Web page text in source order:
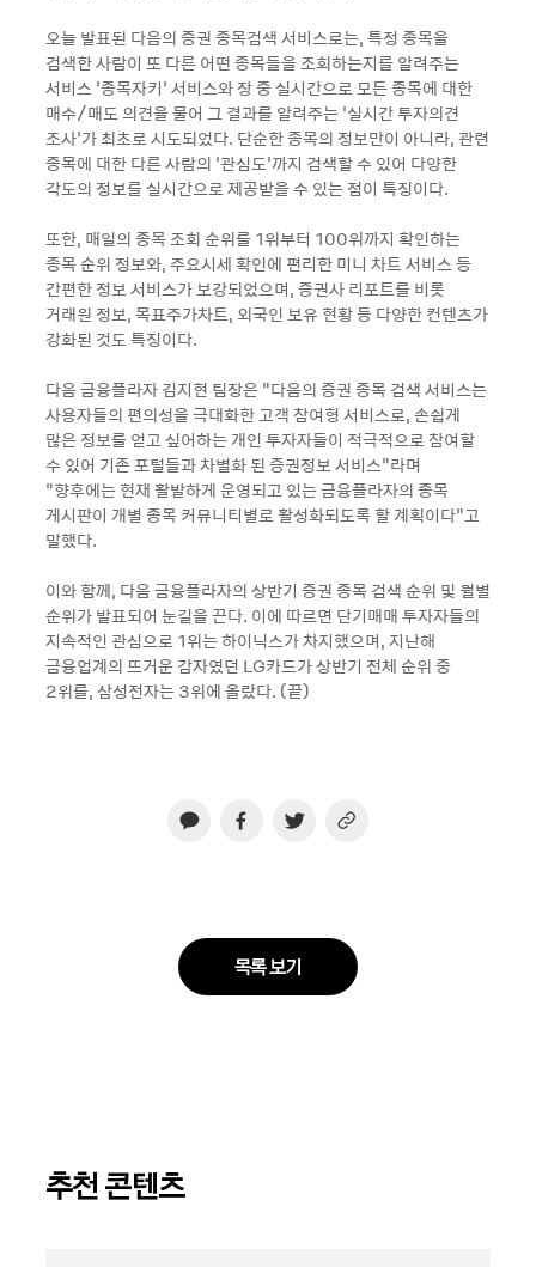
오늘 발표된 다음의 증권 종목검색 서비스로는, 특정 종목을
검색한 사람이 또 다른 어떤 종목들을 조회하는지를 알려주는
서비스 ‘종목자키’ 서비스와 장 중 실시간으로 모든 종목에 대한
매수/매도 의견을 물어 그 결과를 알려주는 ‘실시간 투자의견
조사’가 최초로 시도되었다. 단순한 종목의 정보만이 아니라, 관련
종목에 대한 다른 사람의 ‘관심도’까지 검색할 수 있어 다양한
각도의 정보를 실시간으로 제공받을 수 있는 점이 특징이다.
또한, 매일의 종목 조회 순위를 1위부터 100위까지 확인하는
종목 순위 정보와, 주요시세 확인에 편리한 미니 차트 서비스 등
간편한 정보 서비스가 보강되었으며, 증권사 리포트를 비롯
거래원 정보, 목표주가차트, 외국인 보유 현황 등 다양한 컨텐츠가
강화된 것도 특징이다.
다음 금융플라자 김지현 팀장은 “다음의 증권 종목 검색 서비스는
사용자들의 편의성을 극대화한 고객 참여형 서비스로, 손쉽게
많은 정보를 얻고 싶어하는 개인 투자자들이 적극적으로 참여할
수 있어 기존 포털들과 차별화 된 증권정보 서비스”라며
“향후에는 현재 활발하게 운영되고 있는 금융플라자의 종목
게시판이 개별 종목 커뮤니티별로 활성화되도록 할 계획이다”고
말했다.
이와 함께, 다음 금융플라자의 상반기 증권 종목 검색 순위 및 월별
순위가 발표되어 눈길을 끈다. 이에 따르면 단기매매 투자자들의
지속적인 관심으로 1위는 하이닉스가 차지했으며, 지난해
금융업계의 뜨거운 감자였던 LG카드가 상반기 전체 순위 중
2위를, 삼성전자는 3위에 올랐다. (끝)
목록 보기
추천 콘텐츠